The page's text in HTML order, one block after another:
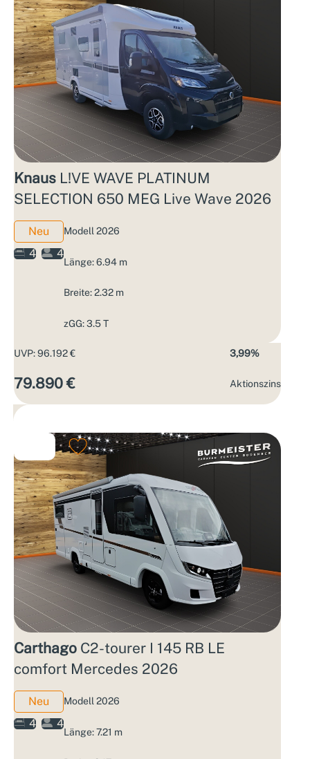
Knaus L!VE WAVE PLATINUM
SELECTION 650 MEG Live Wave 2026
Neu
4
4
Modell 2026
Länge: 6.94 m
Breite: 2.32 m
zGG: 3.5 T
UVP: 96.192 €
79.890 €
3,99%
Aktions­zins
Carthago C2-tourer I 145 RB LE
comfort Mercedes 2026
Neu
4
4
Modell 2026
Länge: 7.21 m